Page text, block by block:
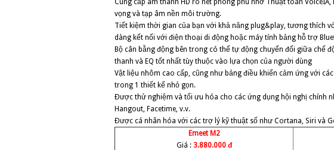
Cung cấp âm thanh HD rõ nét phong phú nhờ Thuật toán
vọng và tạp âm nền môi trường.
Tiết kiệm thời gian của bạn với khả năng plug&play, tương thích
dàng kết nối với điện thoại di động hoặc máy tính bảng hỗ trợ
Bộ cân bằng động bên trong có thể tự động chuyển đổi giữa chế
thanh và EQ tốt nhất tùy thuộc vào lựa chọn của người dùng
Vật liệu nhôm cao cấp, cũng như bảng điều khiển cảm ứng với
trong 1 thiết kế nhỏ gọn.
Được thử nghiệm và tối ưu hóa cho các ứng dụng hội nghị chính
Hangout, Facetime, v.v.
Được cá nhân hóa với các trợ lý kỹ thuật số như Cortana, Siri và
Emeet M2
Giá : 3.880.000 đ